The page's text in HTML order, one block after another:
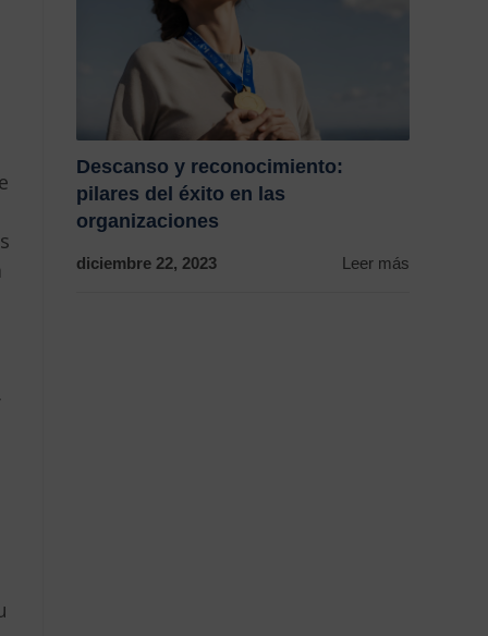
Descanso y reconocimiento:
pilares del éxito en las
organizaciones
diciembre 22, 2023 Leer más